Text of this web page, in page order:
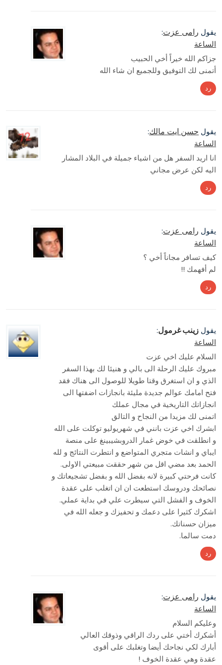
يقول رامى عزت:
الساعة
جزاكم الله خيراً أخي الحبيب
أتمنى لك التوفيق وللجميع ان شاء الله
رد
يقول حسن ايت مالك:
الساعة
انا اريد السفر هل من اشياء جميلة في البلاد المشار
اليه لكن عرض مجاني
رد
يقول رامى عزت:
الساعة
كيف تسافر مجاناً أخي ؟
لم أفهمك !!
رد
يقول زينب غرمول:
الساعة
السلام عليك اخي عزت
مبروك عليك الرحلة الى بالي و هنيئا لك بهذا السفر
الذي و ان استغرق وقتا طويلا للوصول الى هناك فقد
فتح امامك عوالم جديدة مليئة بانجازات اضفتها الى
انجازاتك التاريخية في مجال عملك
اتمنى لك مزيدا من النجاح و التالق
ابشرك اخي عزت بانني في شهريوليو توكلت على الله
و انطلقت في خوض غمار الدروبشيبينغ على منصة
ايباي و انشات متجري المتواضع و انتطرت النتائج و لله
الحمد بعد مضي اقل من شهر حققت مبيعتي الاولى.
كانت فرحتي كبيرة لانه بفضل الله و بفضل تشجيعاتك و
نصائحك ودروسك استطعت ان ان اتغلب على عقدة
الخوف و الفشل التي سيطرت علي في بداية عملي.
اشكرك كثيرا على دعمك و تحفيزك و جعله الله في
ميزان حسناتك.
دمت سالما.
رد
يقول رامى عزت:
الساعة
وعليكم السلام
أشكرك أختي على ردك الراقي وذوقك العالي
أبارك لكي نجاحك أيضا وتغلبك على أقوى
عقدة وهي عقدة الخوف !